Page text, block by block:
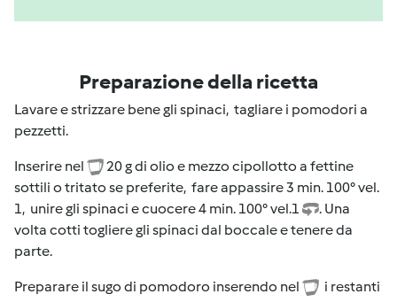
Preparazione della ricetta
Lavare e strizzare bene gli spinaci, tagliare i pomodori a
pezzetti.
Inserire nel
20 g di olio e mezzo cipollotto a fettine
sottili o tritato se preferite, fare appassire 3 min. 100° vel.
1, unire gli spinaci e cuocere 4 min. 100° vel.1
. Una
volta cotti togliere gli spinaci dal boccale e tenere da
parte.
Preparare il sugo di pomodoro inserendo nel
i restanti